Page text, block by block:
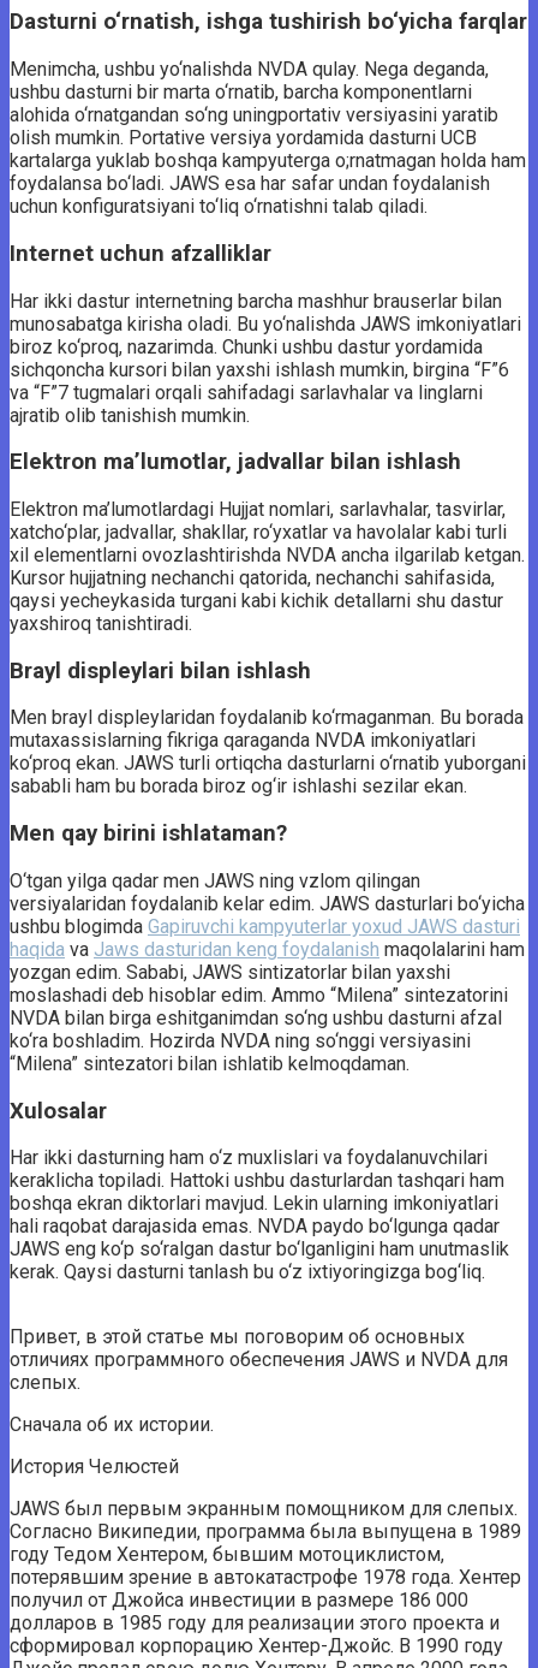
Dasturni o‘rnatish, ishga tushirish bo‘yicha farqlar
Menimcha, ushbu yo‘nalishda NVDA qulay. Nega deganda,
ushbu dasturni bir marta o‘rnatib, barcha komponentlarni
alohida o‘rnatgandan so‘ng uningportativ versiyasini yaratib
olish mumkin. Portative versiya yordamida dasturni UCB
kartalarga yuklab boshqa kampyuterga o;rnatmagan holda ham
foydalansa bo‘ladi. JAWS esa har safar undan foydalanish
uchun konfiguratsiyani to‘liq o‘rnatishni talab qiladi.
Internet uchun afzalliklar
Har ikki dastur internetning barcha mashhur brauserlar bilan
munosabatga kirisha oladi. Bu yo‘nalishda JAWS imkoniyatlari
biroz ko‘proq, nazarimda. Chunki ushbu dastur yordamida
sichqoncha kursori bilan yaxshi ishlash mumkin, birgina “F”6
va “F”7 tugmalari orqali sahifadagi sarlavhalar va linglarni
ajratib olib tanishish mumkin.
Elektron ma’lumotlar, jadvallar bilan ishlash
Elektron ma’lumotlardagi Hujjat nomlari, sarlavhalar, tasvirlar,
xatcho‘plar, jadvallar, shakllar, ro‘yxatlar va havolalar kabi turli
xil elementlarni ovozlashtirishda NVDA ancha ilgarilab ketgan.
Kursor hujjatning nechanchi qatorida, nechanchi sahifasida,
qaysi yecheykasida turgani kabi kichik detallarni shu dastur
yaxshiroq tanishtiradi.
Brayl displeylari bilan ishlash
Men brayl displeylaridan foydalanib ko‘rmaganman. Bu borada
mutaxassislarning fikriga qaraganda NVDA imkoniyatlari
ko‘proq ekan. JAWS turli ortiqcha dasturlarni o‘rnatib yuborgani
sababli ham bu borada biroz og‘ir ishlashi sezilar ekan.
Men qay birini ishlataman?
O‘tgan yilga qadar men JAWS ning vzlom qilingan
versiyalaridan foydalanib kelar edim. JAWS dasturlari bo‘yicha
ushbu blogimda Gapiruvchi kampyuterlar yoxud JAWS dasturi
haqida va Jaws dasturidan keng foydalanish maqolalarini ham
yozgan edim. Sababi, JAWS sintizatorlar bilan yaxshi
moslashadi deb hisoblar edim. Ammo “Milena” sintezatorini
NVDA bilan birga eshitganimdan so‘ng ushbu dasturni afzal
ko‘ra boshladim. Hozirda NVDA ning so‘nggi versiyasini
“Milena” sintezatori bilan ishlatib kelmoqdaman.
Xulosalar
Har ikki dasturning ham o‘z muxlislari va foydalanuvchilari
keraklicha topiladi. Hattoki ushbu dasturlardan tashqari ham
boshqa ekran diktorlari mavjud. Lekin ularning imkoniyatlari
hali raqobat darajasida emas. NVDA paydo bo‘lgunga qadar
JAWS eng ko‘p so‘ralgan dastur bo‘lganligini ham unutmaslik
kerak. Qaysi dasturni tanlash bu o‘z ixtiyoringizga bog‘liq.
Привет, в этой статье мы поговорим об основных
отличиях программного обеспечения JAWS и NVDA для
слепых.
Сначала об их истории.
История Челюстей
JAWS был первым экранным помощником для слепых.
Согласно Википедии, программа была выпущена в 1989
году Тедом Хентером, бывшим мотоциклистом,
потерявшим зрение в автокатастрофе 1978 года. Хентер
получил от Джойса инвестиции в размере 186 000
долларов в 1985 году для реализации этого проекта и
сформировал корпорацию Хентер-Джойс. В 1990 году